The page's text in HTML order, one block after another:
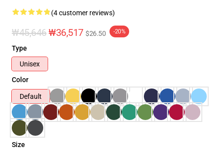
(4 customer reviews)
₩45,646₩36,517 $26.50 -20%
Type
Unisex
Color
Default
Size